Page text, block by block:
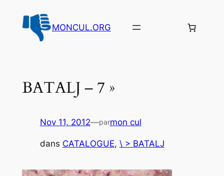
contenu
MONCUL.ORG
BATALJ – 7 »
Nov 11, 2012—parmon cul
dans CATALOGUE, \ > BATALJ